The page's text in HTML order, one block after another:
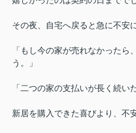
その夜、自宅へ戻ると急に不安
「もし今の家が売れなかったら
う。」
「二つの家の支払いが長く続い
新居を購入できた喜びより、不